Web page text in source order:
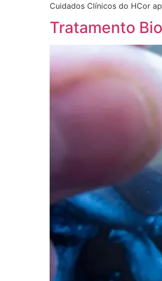
Cuidados Clínicos do HCor
Tratamento